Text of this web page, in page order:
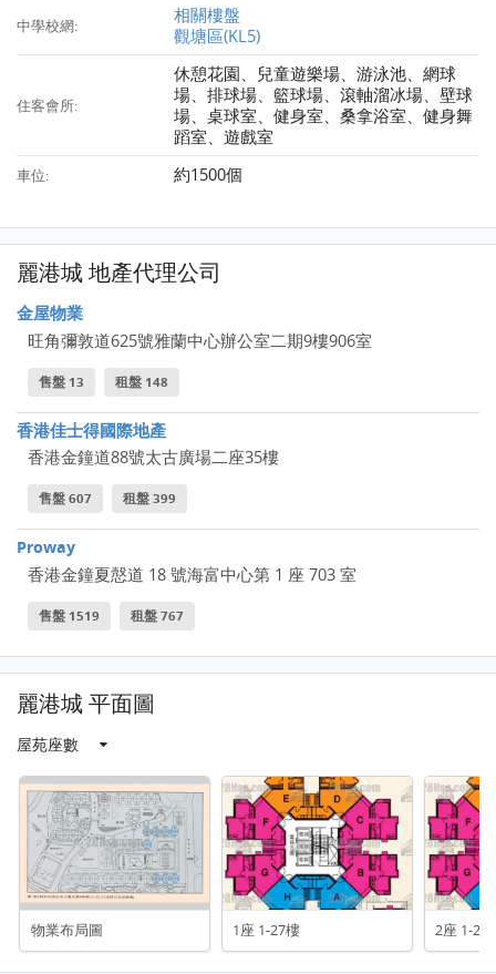
中學校網:
相關樓盤
觀塘區(KL5)
住客會所:
休憩花園、兒童遊樂場、游泳池、網球
場、排球場、籃球場、滾軸溜冰場、壁球
場、桌球室、健身室、桑拿浴室、健身舞
蹈室、遊戲室
車位: 約1500個
麗港城 地產代理公司
金屋物業
旺角彌敦道625號雅蘭中心辦公室二期9樓906室
售盤 13 租盤 148
香港佳士得國際地產
香港金鐘道88號太古廣場二座35樓
售盤 607 租盤 399
Proway
香港金鐘夏慤道 18 號海富中心第 1 座 703 室
售盤 1519 租盤 767
麗港城 平面圖
屋苑座數
物業布局圖 1座 1-27樓 2座 1-27